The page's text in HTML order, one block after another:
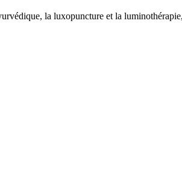
la luxopuncture et la